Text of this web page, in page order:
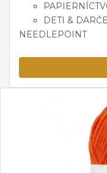
DETI &
NEEDLEPOINT